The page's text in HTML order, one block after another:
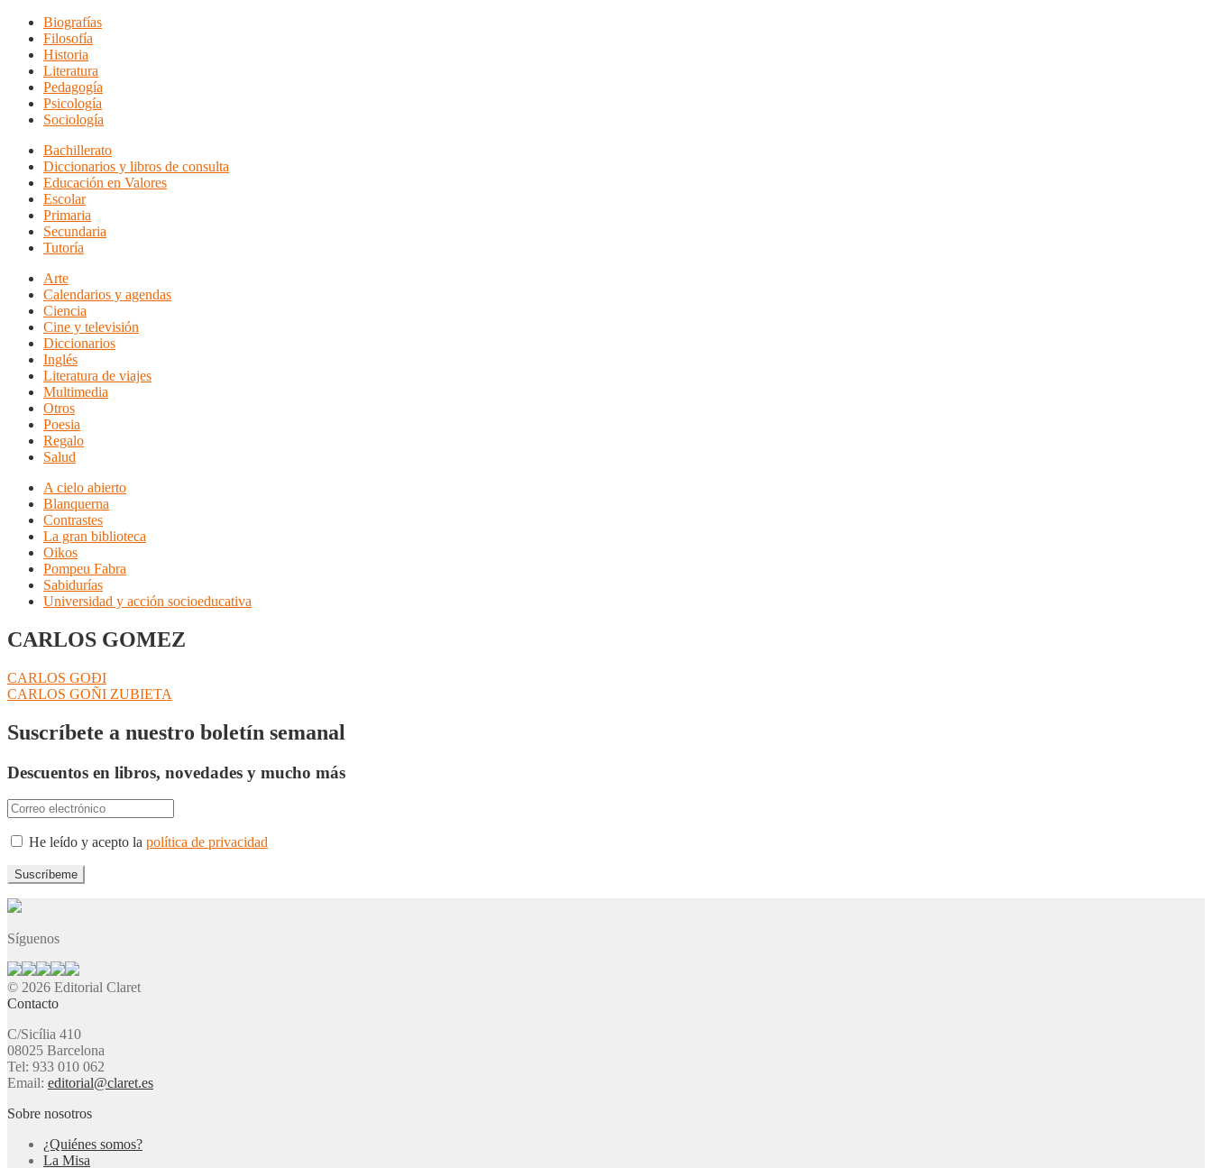
Biografías
Filosofía
Historia
Literatura
Pedagogía
Psicología
Sociología
Bachillerato
Diccionarios y libros de consulta
Educación en Valores
Escolar
Primaria
Secundaria
Tutoría
Arte
Calendarios y agendas
Ciencia
Cine y televisión
Diccionarios
Inglés
Literatura de viajes
Multimedia
Otros
Poesia
Regalo
Salud
A cielo abierto
Blanquerna
Contrastes
La gran biblioteca
Oikos
Pompeu Fabra
Sabidurías
Universidad y acción socioeducativa
CARLOS GOMEZ
Navegación
de
entradas
Anterior:
CARLOS GOÐI
Siguiente:
CARLOS GOÑI ZUBIETA
Suscríbete a nuestro boletín semanal
Descuentos en libros, novedades y mucho más
He leído y acepto la política de privacidad
Síguenos
© 2026 Editorial Claret
Contacto
C/Sicília 410
08025 Barcelona
Tel: 933 010 062
Email: editorial@claret.es
Sobre nosotros
¿Quiénes somos?
La Misa